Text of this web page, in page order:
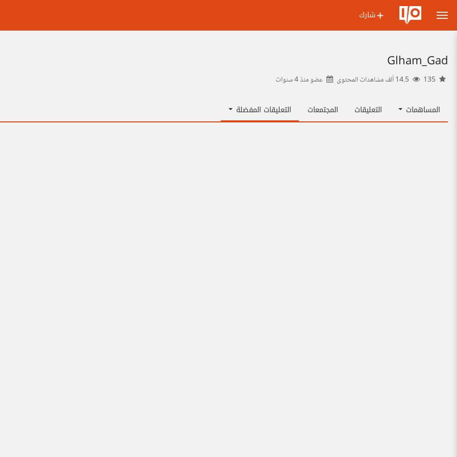
شارك
Glham_Gad
عضو منذ4 سنوات
المساهمات التعليقات المجتمعات التعليقات المفضلة